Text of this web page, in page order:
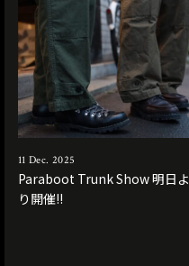
11 Dec. 2025
Paraboot Trunk Show 明日よ
り開催!!